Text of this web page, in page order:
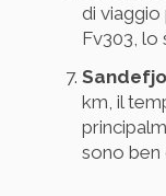
di
Fv303, lo
km, il
sono ben